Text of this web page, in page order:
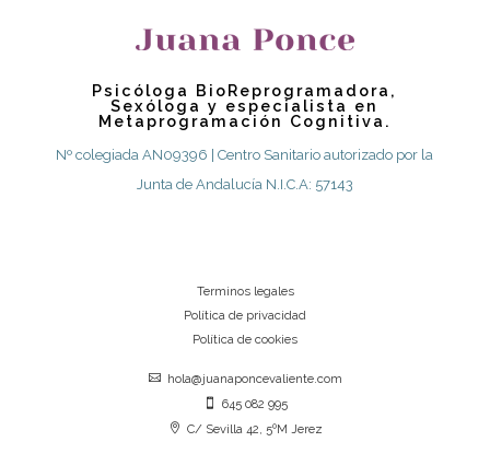
Psicóloga BioReprogramadora,
Sexóloga y especialista en
Metaprogramación Cognitiva.
Nº colegiada AN09396 | Centro Sanitario autorizado por la
Junta de Andalucía N.I.C.A: 57143
Terminos legales
Política de privacidad
Política de cookies
 hola@juanaponcevaliente.com
 645 082 995
 C/ Sevilla 42, 5ºM Jerez